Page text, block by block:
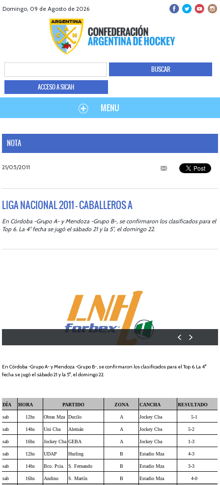
Domingo, 09 de Agosto de 2026
ACCESO A SICAH
MENU
NOTA
21/05/2011
LIGA NACIONAL 2011 - CABALLEROS A
En Córdoba -Grupo A- y Mendoza -Grupo B-, se confirmaron los clasificados para el
Top 6. La 4° fecha se jugó el sábado 21 y la 5°, el domingo 22.
En Córdoba -Grupo A- y Mendoza -Grupo B-, se confirmaron los clasificados para el Top 6. La 4°
fecha se jugó el sábado 21 y la 5°, el domingo 22.
DÍA HORA PARTIDO ZONA CANCHA RESULTADO
sab 12hs Obras Mza Ducilo A Jockey Cba 5-1
sab 14hs Uni Cba Alemán A Jockey Cba 5-2
sab 16hs Jockey Cba GEBA A Jockey Cba 1-3
sab 12hs UDAP Hurling B Estadio Mza 4-3
sab 14hs Bco. Pcia. S. Fernando B Estadio Mza 3-3
sab 16hs Andino S. Martín B Estadio Mza 4-0